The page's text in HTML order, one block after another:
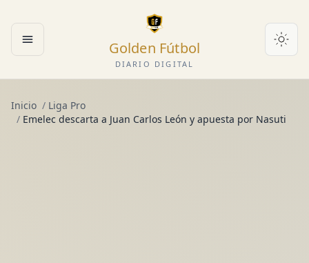
Abrir menú Golden Fútbol
DIARIO DIGITAL
Inicio / Liga Pro
/ Emelec descarta a Juan Carlos León y apuesta por Nasuti